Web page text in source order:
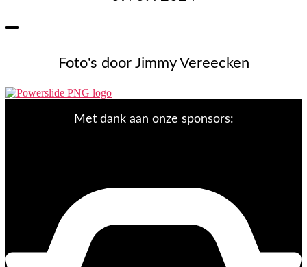
Foto's door Jimmy Vereecken
Met dank aan onze sponsors: